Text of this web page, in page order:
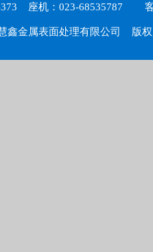
座机：023-68535787 客
鑫金属表面处理有限公司 版权